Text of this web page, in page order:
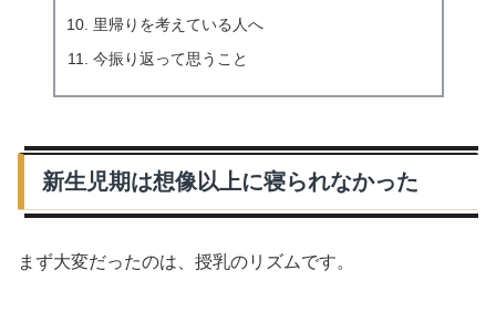
里帰りを考えている人へ
今振り返って思うこと
新生児期は想像以上に寝られなかった
まず大変だったのは、授乳のリズムです。